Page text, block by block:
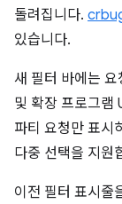
돌려집니다.
있습니다.
새 필터 바에는
및 확장 프로그램
파티 요청만 표시
다중 선택을 지원
이전 필터 표시줄